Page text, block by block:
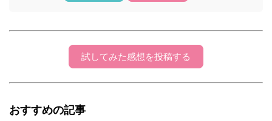
試してみた感想を投稿する
おすすめの記事